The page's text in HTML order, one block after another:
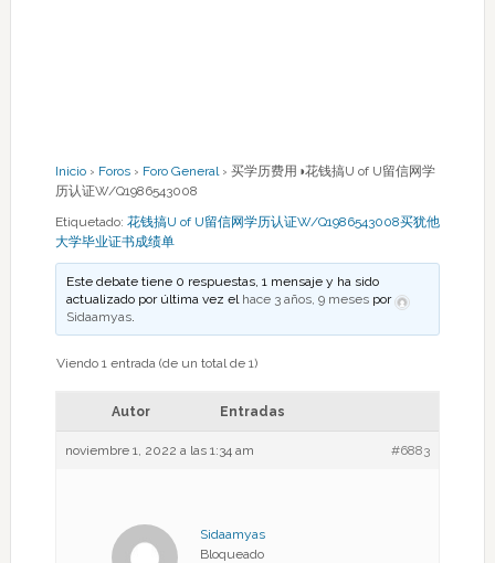
Inicio › Foros › Foro General › 买学历费用◑花钱搞U of U留信网学
历认证W/Q1986543008
Etiquetado: 花钱搞U of U留信网学历认证W/Q1986543008买犹他
大学毕业证书成绩单
Este debate tiene 0 respuestas, 1 mensaje y ha sido
actualizado por última vez el hace 3 años, 9 meses por
Sidaamyas.
Viendo 1 entrada (de un total de 1)
Autor Entradas
noviembre 1, 2022 a las 1:34 am #6883
Sidaamyas
Bloqueado